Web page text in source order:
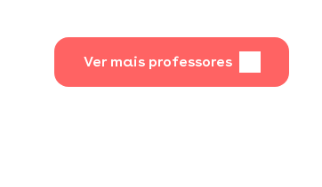
Ver mais professores